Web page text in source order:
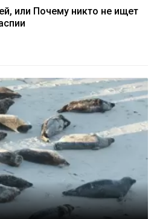
или Почему никто не ищет